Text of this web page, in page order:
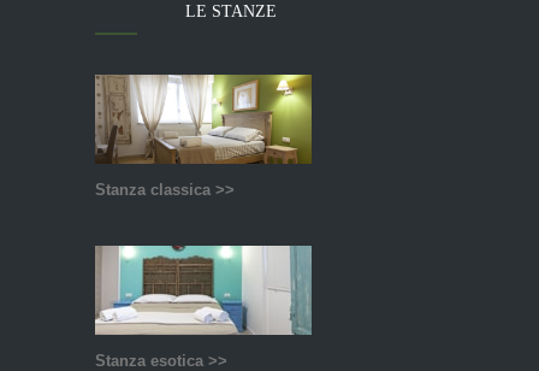
LE STANZE
Stanza classica >>
Stanza esotica >>